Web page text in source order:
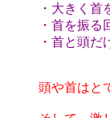
・大きく首
・首を振
・首と頭だ
頭や首はと